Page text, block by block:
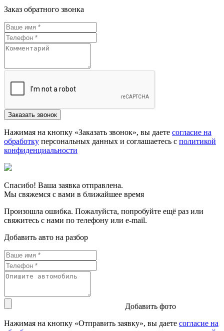
Заказ обратного звонка
Нажимая на кнопку «Заказать звонок», вы даете согласие на
обработку персональных данных и соглашаетесь c политикой
конфиденциальности
Спасибо! Ваша заявка отправлена.
Мы свяжемся с вами в ближайшее время
Произошла ошибка. Пожалуйста, попробуйте ещё раз или
свяжитесь с нами по телефону или e-mail.
Добавить авто на разбор
Добавить фото
Нажимая на кнопку «Отправить заявку», вы даете согласие на